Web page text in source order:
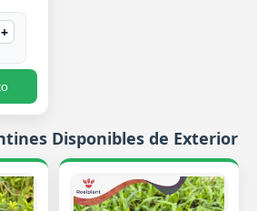
+
Disponibles de Exterior